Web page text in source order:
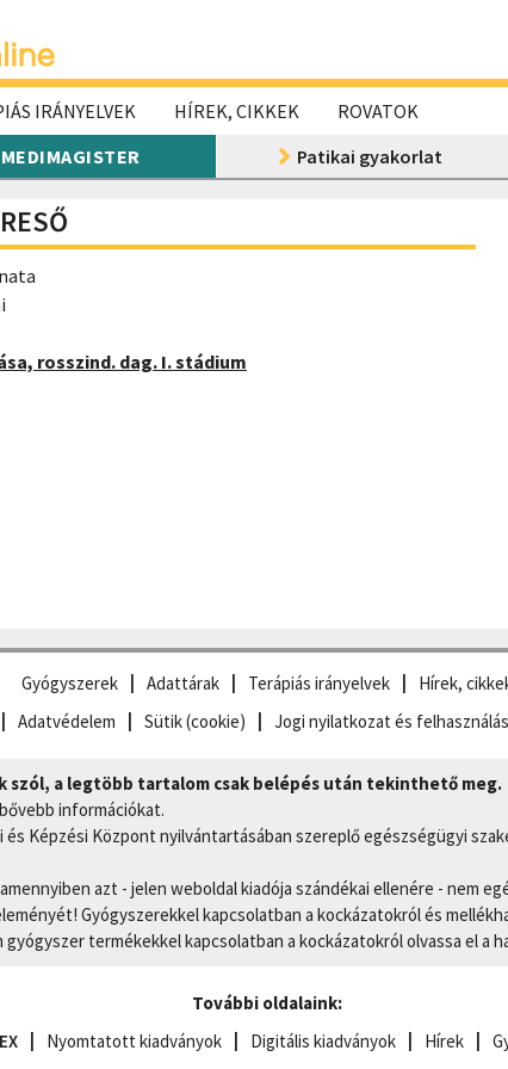
IRÁNYELVEK HÍREK, CIKKEK
ROVATOK
MEDIMAGISTER Patikai gyakorlat
rosszind. dag. I. stádium
Gyógyszerek Adattárak Terápiás irányelvek
Hírek,
Adatvédelem Sütik (cookie) Jogi nyilatkozat és
szól, a legtöbb tartalom csak belépés után tekinthető meg.
információkat.
Képzési Központ nyilvántartásában szereplő egészségügyi
azt - jelen weboldal kiadója szándékai ellenére - nem
Gyógyszerekkel kapcsolatban a kockázatokról és
termékekkel kapcsolatban a kockázatokról olvassa el a
További oldalaink:
Nyomtatott kiadványok Digitális kiadványok Hírek